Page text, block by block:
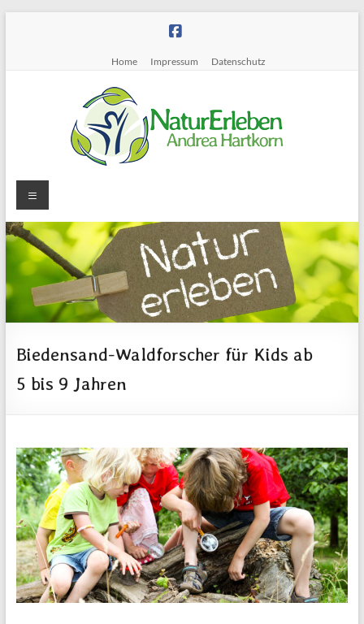
Home Impressum Datenschutz
NaturErleben
~
Andrea
Hartkorn
Naturführungen
-
für
Alt
in
Lampertheim
Menü
Biedensand-Waldforscher für Kids ab
5 bis 9 Jahren